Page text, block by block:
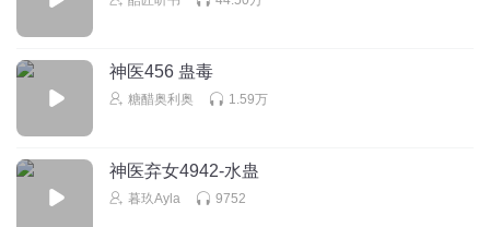
神医456 蛊毒
糖醋奥利奥 1.59万
神医弃女4942-水蛊
暮玖Ayla 9752